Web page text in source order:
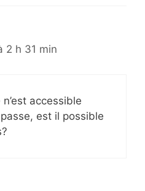
2 h 31 min
accessible
est il possible